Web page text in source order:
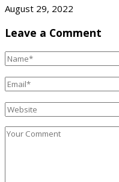
August 29, 2022
Leave a Comment